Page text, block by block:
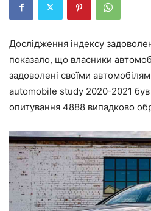
Дослідження індексу
показало, що власники
задоволені своїми
automobile study 2020-2021 був
опитування 4888 випадково